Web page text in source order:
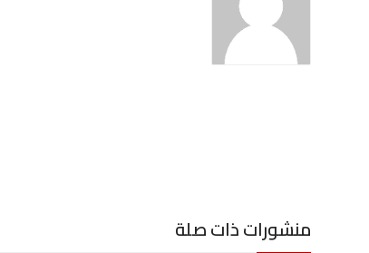
منشورات ذات صلة